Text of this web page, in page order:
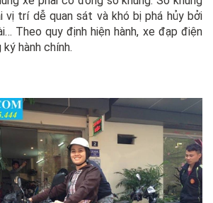
vị trí dễ quan sát và khó bị phá hủy bởi
Theo quy định hiện hành, xe đạp điện
hành chính.